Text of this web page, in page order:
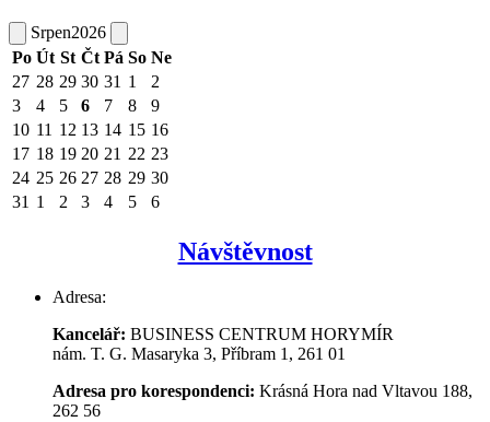
Srpen2026
Po Út St Čt Pá So Ne
27 28 29 30 31 1
2
3
4 5 6 7 8
9
10 11 12 13 14 15 16
17 18 19 20 21 22 23
24 25 26 27 28 29 30
31 1 2 3 4 5 6
Návštěvnost
Adresa:
Kancelář: BUSINESS CENTRUM HORYMÍR
nám. T. G. Masaryka 3, Příbram 1, 261 01
Adresa pro korespondenci: Krásná Hora nad Vltavou 188,
262 56